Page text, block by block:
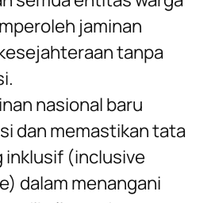
jaminan
tanpa
nasional baru
dan memastikan tata
inklusif (inclusive
dalam menangani